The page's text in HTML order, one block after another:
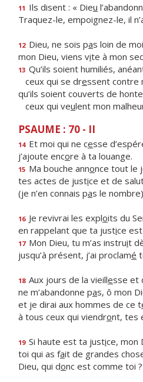
11 Ils disent : « Dieu
Traquez-le, empoignez-le, il
12 Dieu, ne sois pas loin de
mon Dieu, viens vite à mon
13 Qu’ils soient humiliés,
ceux qui se dressent contre
qu’ils soient couverts de
ceux qui veulent mon
PSAUME : 70 - II
14 Et moi qui ne cesse
j’ajoute encore à ta louange.
15 Ma bouche annonce tout le
tes actes de justice et de
(je n’en connais pas le
16 Je revivrai les exploits du
en rappelant que ta justice
17 Mon Dieu, tu m’as instruit
jusqu’à présent, j’ai proclamé
18 Aux jours de la vieillesse et
ne m’abandonne pas, ô mon
et je dirai aux hommes de ce t
à tous ceux qui viendront, tes
19 Si haute est ta justice, mon
toi qui as fait de grandes
Dieu, qui donc est comme toi ?